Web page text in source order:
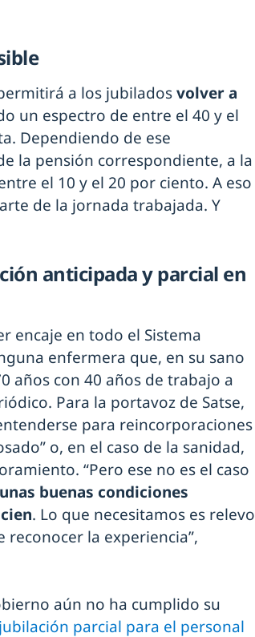
a los jubiladosvolver a
un espectro de entre el 40 y el
Dependiendo de ese
la pensión correspondiente, a la
el 10 y el 20 por ciento. A eso
de la jornada trabajada. Y
anticipada y parcial en
encaje en todo el Sistema
enfermera que, en su sano
años con 40 años de trabajo a
Para la portavoz de Satse,
para reincorporaciones
o, en el caso de la sanidad,
“Pero ese no es el caso
buenas condiciones
. Lo que necesitamos es relevo
la experiencia”,
aún no ha cumplido su
jubilación parcial para el personal